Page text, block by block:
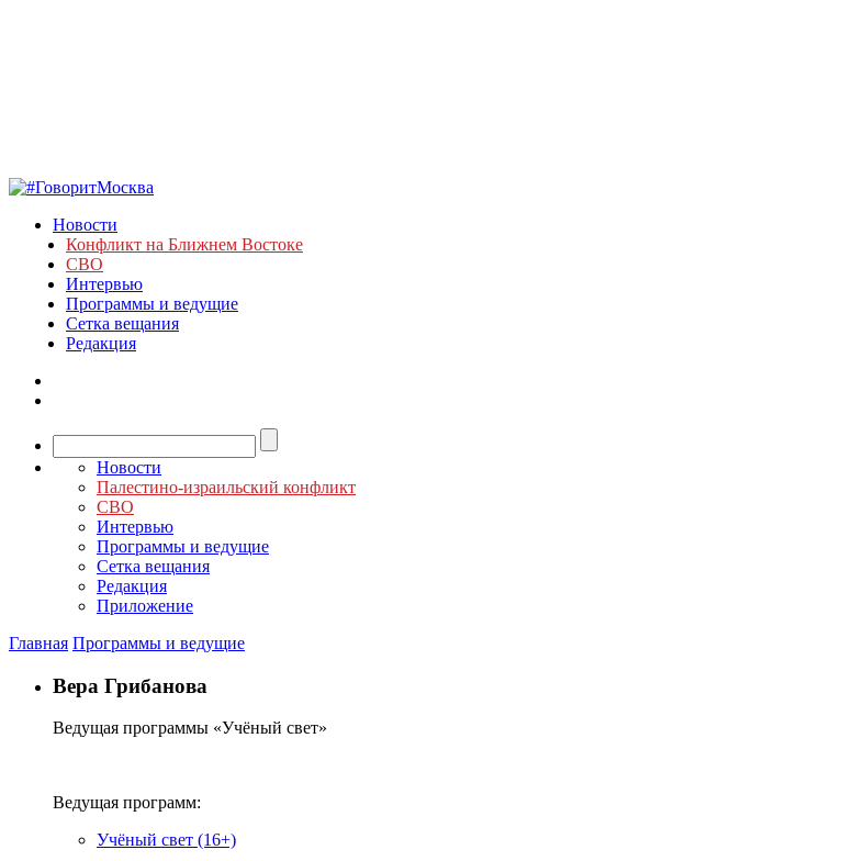
Новости
Конфликт на Ближнем Востоке
СВО
Интервью
Программы и ведущие
Сетка вещания
Редакция
Новости
Палестино-израильский конфликт
СВО
Интервью
Программы и ведущие
Сетка вещания
Редакция
Приложение
Главная Программы и ведущие
Вера Грибанова
Ведущая программы «Учёный свет»
Ведущая программ:
Учёный свет (16+)